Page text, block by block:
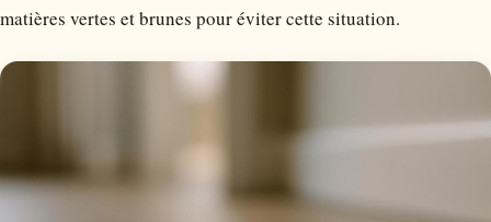
matières vertes et brunes pour éviter cette situation.